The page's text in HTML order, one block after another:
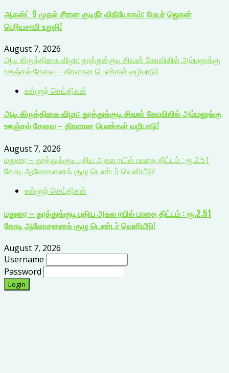
ஆகஸ்ட் 9 முதல் சீரான குடிநீர் விநியோகம்: மேயர் ஜெகன்
பெரியசாமி உறுதி!
August 7, 2026
ஆடி கிருத்திகை விழா: தூத்துக்குடி சிவன் கோவிலில் அம்மனுக்கு
ஊஞ்சல் சேவை – திரளான பெண்கள் வழிபாடு!
உள்ளூர் செய்திகள்
ஆடி கிருத்திகை விழா: தூத்துக்குடி சிவன் கோவிலில் அம்மனுக்கு
ஊஞ்சல் சேவை – திரளான பெண்கள் வழிபாடு!
August 7, 2026
மதுரை – தூத்துக்குடி புதிய அகல ரயில் பாதை திட்டம் : ரூ.2.51
கோடி ஆலோசனைக் குழு டெண்டர் வெளியீடு!
உள்ளூர் செய்திகள்
மதுரை – தூத்துக்குடி புதிய அகல ரயில் பாதை திட்டம் : ரூ.2.51
கோடி ஆலோசனைக் குழு டெண்டர் வெளியீடு!
August 7, 2026
Username
Password